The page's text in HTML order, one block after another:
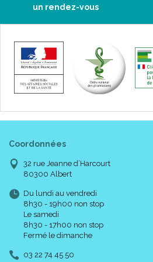
un rendez-vous
Coordonnées
32 rue Jeanne d’Harcourt
80300 Albert
Du lundi au vendredi
8h30 - 19h00 non stop
Le samedi
8h30 - 17h00 non stop
Fermé le dimanche
03 22 74 45 50